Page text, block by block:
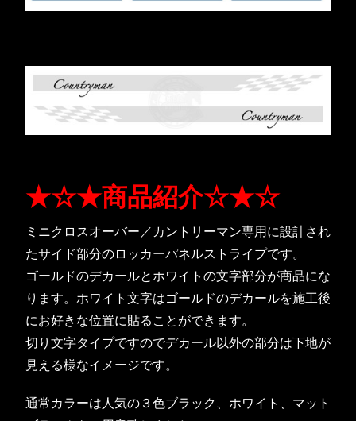
★☆★商品紹介☆★☆
ミニクロスオーバー／カントリーマン専用に設計され
たサイド部分のロッカーパネルストライプです。
ゴールドのデカールとホワイトの文字部分が商品にな
ります。ホワイト文字はゴールドのデカールを施工後
にお好きな位置に貼ることができます。
切り文字タイプですのでデカール以外の部分は下地が
見える様なイメージです。
通常カラーは人気の３色ブラック、ホワイト、マット